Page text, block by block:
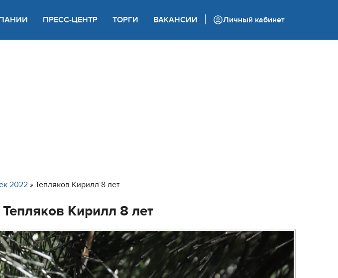
+7 (862) 444 05 05
ПРЕСС-ЦЕНТР ТОРГИ ВАКАНСИИ Личный кабинет
2022 » Тепляков Кирилл 8 лет
Тепляков Кирилл 8 лет